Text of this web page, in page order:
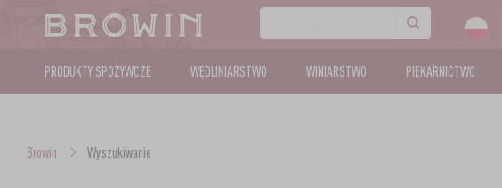
PRODUKTY SPOŻYWCZE WĘDLINIARSTWO WINIARSTWO PIEKARNICTWO
Browin Wyszukiwanie